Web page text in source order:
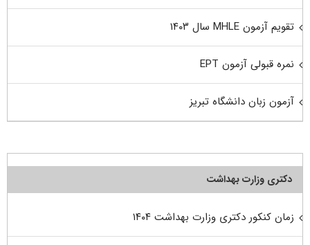
تقویم آزمون MHLE سال ۱۴۰۳
نمره قبولی آزمون EPT
آزمون زبان دانشگاه تبریز
دکتری وزارت بهداشت
زمان کنکور دکتری وزارت بهداشت ۱۴۰۴